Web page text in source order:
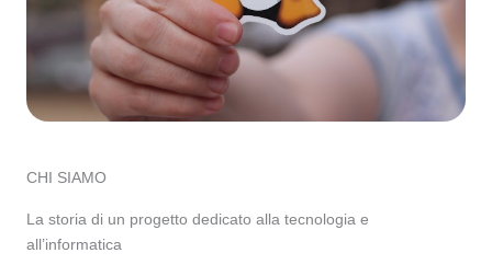
CHI SIAMO
La storia di un progetto dedicato alla tecnologia e
all’informatica